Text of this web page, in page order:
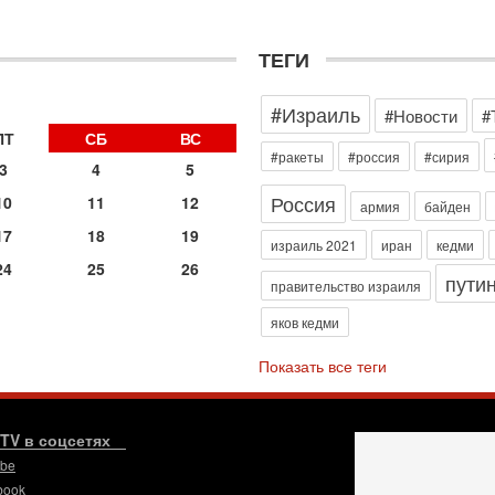
СБ
ВС
3 4
5
11
12
18
19
25
26
ТЕГИ
#Израиль
#Новости
#ракеты #россия #сирия
Россия армия байден
израиль 2021 иран кедми
правительство израиля путин
яков кедми
Показать все теги
в соцсетях